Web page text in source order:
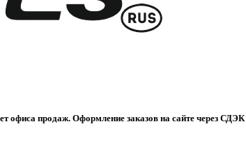
офиса продаж. Оформление заказов на сайте через